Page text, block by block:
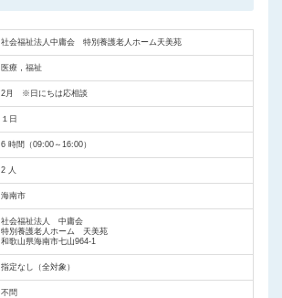
社会福祉法人中庸会 特別養護老人ホーム天美苑
医療，福祉
2月 ※日にちは応相談
１日
6 時間（09:00～16:00）
2 人
海南市
社会福祉法人 中庸会
特別養護老人ホーム 天美苑
和歌山県海南市七山964-1
指定なし（全対象）
不問